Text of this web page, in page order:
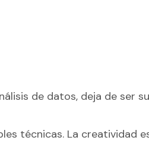
de datos, deja de ser
técnicas. La creatividad